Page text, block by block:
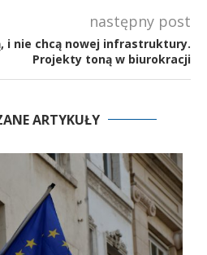
następny post
i nie chcą nowej infrastruktury.
Projekty toną w biurokracji
ARTYKUŁY